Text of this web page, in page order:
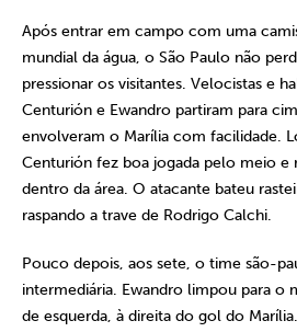
Após entrar em campo com uma
mundial da água, o São Paulo não
pressionar os visitantes. Velocistas e
Centurión e Ewandro partiram para
envolveram o Marília com facilidade.
Centurión fez boa jogada pelo meio e
dentro da área. O atacante bateu
raspando a trave de Rodrigo Calchi.
Pouco depois, aos sete, o time são-
intermediária. Ewandro limpou para o
de esquerda, à direita do gol do